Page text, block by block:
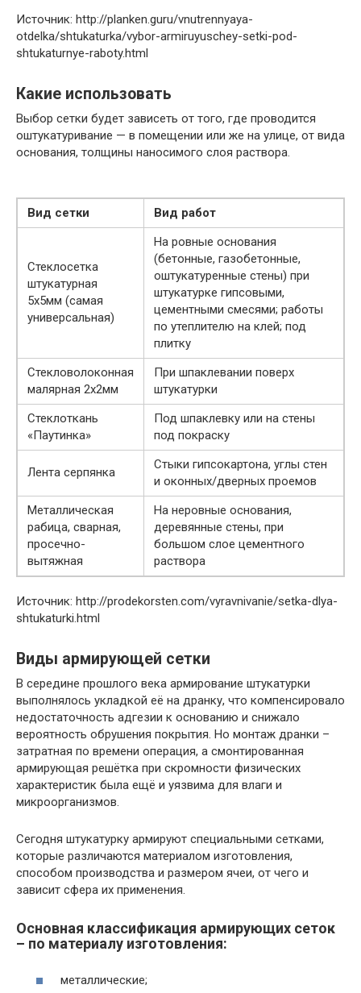
Источник: http://planken.guru/vnutrennyaya-
otdelka/shtukaturka/vybor-armiruyuschey-setki-pod-
shtukaturnye-raboty.html
Какие использовать
Выбор сетки будет зависеть от того, где проводится
оштукатуривание — в помещении или же на улице, от вида
основания, толщины наносимого слоя раствора.
Вид сетки Вид работ
Стеклосетка
штукатурная
5х5мм (самая
универсальная)
На ровные основания
(бетонные, газобетонные,
оштукатуренные стены) при
штукатурке гипсовыми,
цементными смесями; работы
по утеплителю на клей; под
плитку
Стекловолоконная
малярная 2х2мм
При шпаклевании поверх
штукатурки
Стеклоткань
«Паутинка»
Под шпаклевку или на стены
под покраску
Лента серпянка
Стыки гипсокартона, углы стен
и оконных/дверных проемов
Металлическая
рабица, сварная,
просечно-
вытяжная
На неровные основания,
деревянные стены, при
большом слое цементного
раствора
Источник: http://prodekorsten.com/vyravnivanie/setka-dlya-
shtukaturki.html
Виды армирующей сетки
В середине прошлого века армирование штукатурки
выполнялось укладкой её на дранку, что компенсировало
недостаточность адгезии к основанию и снижало
вероятность обрушения покрытия. Но монтаж дранки –
затратная по времени операция, а смонтированная
армирующая решётка при скромности физических
характеристик была ещё и уязвима для влаги и
микроорганизмов.
Сегодня штукатурку армируют специальными сетками,
которые различаются материалом изготовления,
способом производства и размером ячеи, от чего и
зависит сфера их применения.
Основная классификация армирующих сеток
– по материалу изготовления:
металлические;